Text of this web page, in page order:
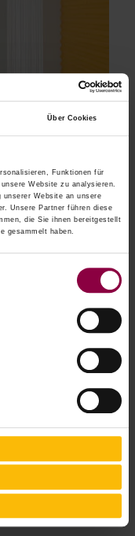
Über Cookies
Funktionen für
Website zu analysieren.
unserer Website an unsere
Unsere Partner führen diese
die Sie ihnen bereitgestellt
gesammelt haben.